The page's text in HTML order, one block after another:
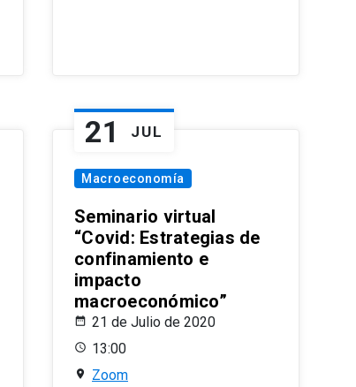
21 JUL
Macroeconomía
Seminario virtual
“Covid: Estrategias de
confinamiento e
impacto
macroeconómico”
21 de Julio de 2020
13:00
Zoom